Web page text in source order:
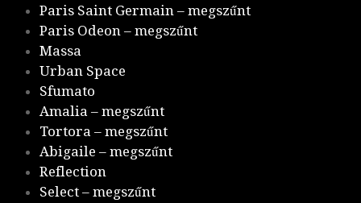
Paris Saint Germain – megszűnt
Paris Odeon – megszűnt
Massa
Urban Space
Sfumato
Amalia – megszűnt
Tortora – megszűnt
Abigaile – megszűnt
Reflection
Select – megszűnt